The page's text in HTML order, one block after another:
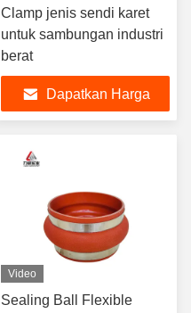
Clamp jenis sendi karet
untuk sambungan industri
berat
Dapatkan Harga
Video
Sealing Ball Flexible